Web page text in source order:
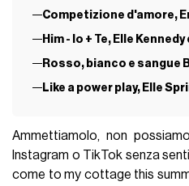
Competizione d'amore,
Him - Io + Te, Elle
Rosso, bianco e sangue
Like a power play, Elle
Ammettiamolo, non
Instagram o TikTok senza
come to my cottage this